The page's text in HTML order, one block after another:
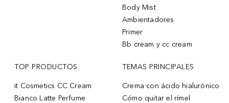
Body Mist
Ambientadores
Primer
Bb cream y cc cream
TOP PRODUCTOS
it Cosmetics CC Cream
Bianco Latte Perfume
TEMAS PRINCIPALES
Crema con ácido hialurónico
Cómo quitar el rímel